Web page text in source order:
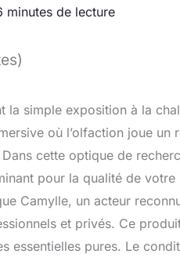
minutes de lecture
la simple exposition à la
où l’olfaction joue un
cette optique de
pour la qualité de
Camylle, un acteur
et privés. Ce
essentielles pures. Le